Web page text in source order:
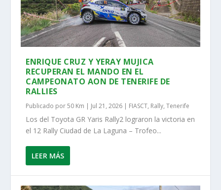
ENRIQUE CRUZ Y YERAY MUJICA
RECUPERAN EL MANDO EN EL
CAMPEONATO AON DE TENERIFE DE
RALLIES
Publicado por50 Km | Jul 21, 2026 | FIASCT, Rally,Tenerife
Los del Toyota GR Yaris Rally2 lograron la victoria en
el 12 Rally Ciudad de La Laguna – Trofeo...
LEER MÁS